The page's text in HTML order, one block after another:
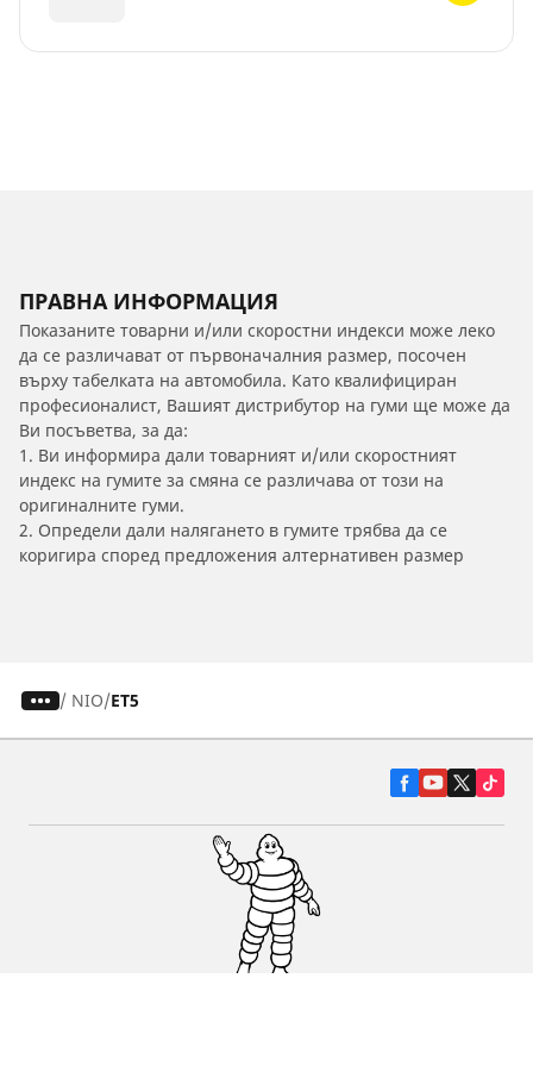
ПРАВНА ИНФОРМАЦИЯ
Показаните товарни и/или скоростни индекси може леко
да се различават от първоначалния размер, посочен
върху табелката на автомобила. Като квалифициран
професионалист, Вашият дистрибутор на гуми ще може да
Ви посъветва, за да:
1. Ви информира дали товарният и/или скоростният
индекс на гумите за смяна се различава от този на
оригиналните гуми.
2. Определи дали налягането в гумите трябва да се
коригира според предложения алтернативен размер
/ NIO ET5